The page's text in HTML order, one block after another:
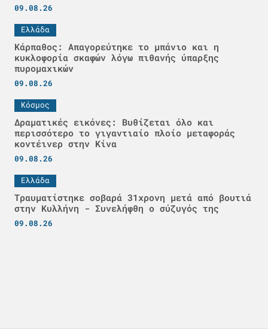
09.08.26
Ελλάδα
Κάρπαθος: Απαγορεύτηκε το μπάνιο και η
κυκλοφορία σκαφών λόγω πιθανής ύπαρξης
πυρομαχικών
09.08.26
Κόσμος
Δραματικές εικόνες: Βυθίζεται όλο και
περισσότερο το γιγαντιαίο πλοίο μεταφοράς
κοντέινερ στην Κίνα
09.08.26
Ελλάδα
Τραυματίστηκε σοβαρά 31χρονη μετά από βουτιά
στην Κυλλήνη - Συνελήφθη ο σύζυγός της
09.08.26